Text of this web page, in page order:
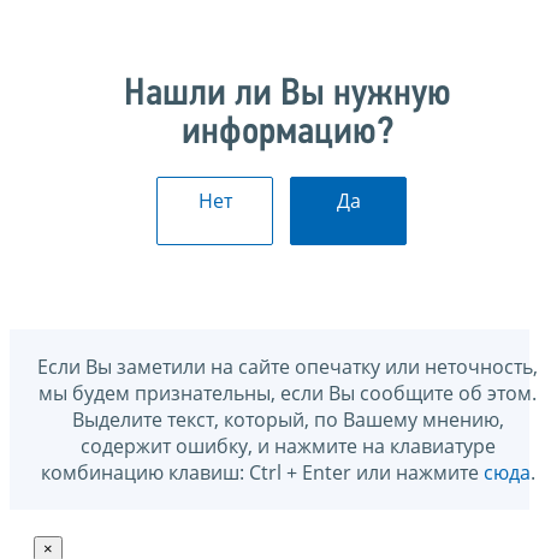
Нашли ли Вы нужную
информацию?
Нет Да
Если Вы заметили на сайте опечатку или неточность,
мы будем признательны, если Вы сообщите об этом.
Выделите текст, который, по Вашему мнению,
содержит ошибку, и нажмите на клавиатуре
комбинацию клавиш: Ctrl + Enter или нажмите сюда.
×